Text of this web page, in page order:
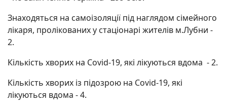
Знаходяться на самоізоляції під наглядом сімейного
лікаря, пролікованих у стаціонарі жителів м.Лубни -
2.
Кількість хворих на Covid-19, які лікуються вдома - 2.
Кількість хворих із підозрою на Covid-19, які
лікуються вдома - 4.